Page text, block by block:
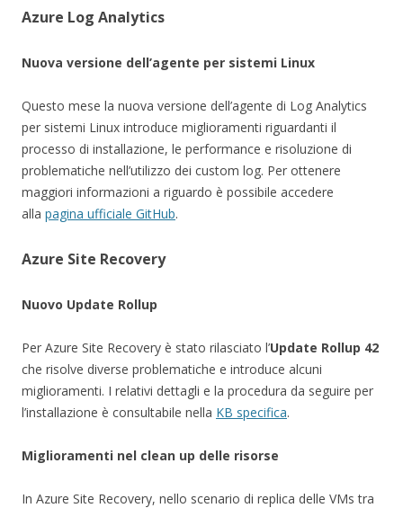
Azure Log Analytics
Nuova versione dell’agente per sistemi Linux
Questo mese la nuova versione dell’agente di Log Analytics
per sistemi Linux introduce miglioramenti riguardanti il
processo di installazione, le performance e risoluzione di
problematiche nell’utilizzo dei custom log. Per ottenere
maggiori informazioni a riguardo è possibile accedere
alla pagina ufficiale GitHub.
Azure Site Recovery
Nuovo Update Rollup
Per Azure Site Recovery è stato rilasciato l’Update Rollup 42
che risolve diverse problematiche e introduce alcuni
miglioramenti. I relativi dettagli e la procedura da seguire per
l’installazione è consultabile nella KB specifica.
Miglioramenti nel clean up delle risorse
In Azure Site Recovery, nello scenario di replica delle VMs tra